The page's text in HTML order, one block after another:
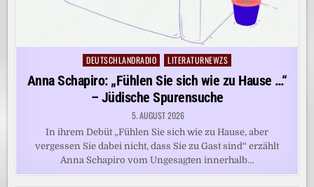
Posted
DEUTSCHLANDRADIO LITERATURNEWZS
Anna Schapiro: „Fühlen Sie sich wie zu Hause …“
– Jüdische Spurensuche
5. AUGUST 2026
In ihrem Debüt „Fühlen Sie sich wie zu Hause, aber
vergessen Sie dabei nicht, dass Sie zu Gast sind“ erzählt
Anna Schapiro vom Ungesagten innerhalb…